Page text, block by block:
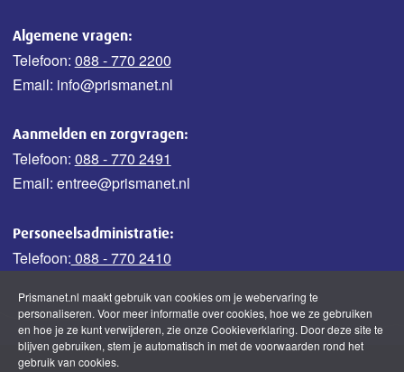
Algemene vragen:
Telefoon: 088 - 770 2200
Email: info@prismanet.nl
Aanmelden en zorgvragen:
Telefoon: 088 - 770 2491
Email: entree@prismanet.nl
Personeelsadministratie:
Telefoon: 088 - 770 2410
Prismanet.nl maakt gebruik van cookies om je webervaring te
personaliseren. Voor meer informatie over cookies, hoe we ze gebruiken
en hoe je ze kunt verwijderen, zie onze Cookieverklaring. Door deze site te
blijven gebruiken, stem je automatisch in met de voorwaarden rond het
gebruik van cookies.